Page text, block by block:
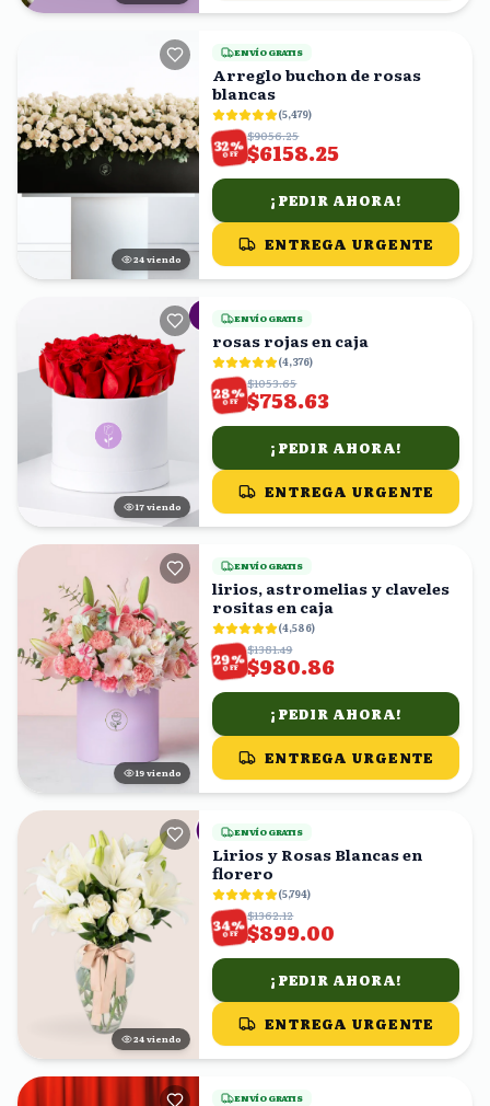
24 viendo
ENVÍO GRATIS
Arreglo buchon de rosas
blancas
(5,479)
32%
OFF
$9056.25
$6158.25
¡PEDIR AHORA!
ENTREGA URGENTE
17 viendo
ENVÍO GRATIS
rosas rojas en caja
(4,376)
28%
OFF
$1053.65
$758.63
¡PEDIR AHORA!
ENTREGA URGENTE
19 viendo
ENVÍO GRATIS
lirios, astromelias y claveles
rositas en caja
(4,586)
29%
OFF
$1381.49
$980.86
¡PEDIR AHORA!
ENTREGA URGENTE
24 viendo
ENVÍO GRATIS
Lirios y Rosas Blancas en
florero
(5,794)
34%
OFF
$1362.12
$899.00
¡PEDIR AHORA!
ENTREGA URGENTE
ENVÍO GRATIS